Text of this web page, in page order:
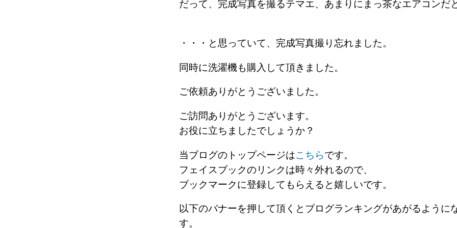
だって、完成写真を撮るテマエ、あまりにまっ茶なエアコンだ
・・・と思っていて、完成写真撮り忘れました。
同時に洗濯機も購入して頂きました。
ご依頼ありがとうございました。
ご訪問ありがとうございます。
お役に立ちましたでしょうか？
当ブログのトップページはこちらです。
フェイスブックのリンクは時々外れるので、
ブックマークに登録してもらえると嬉しいです。
以下のバナーを押して頂くとブログランキングがあがるように
す。